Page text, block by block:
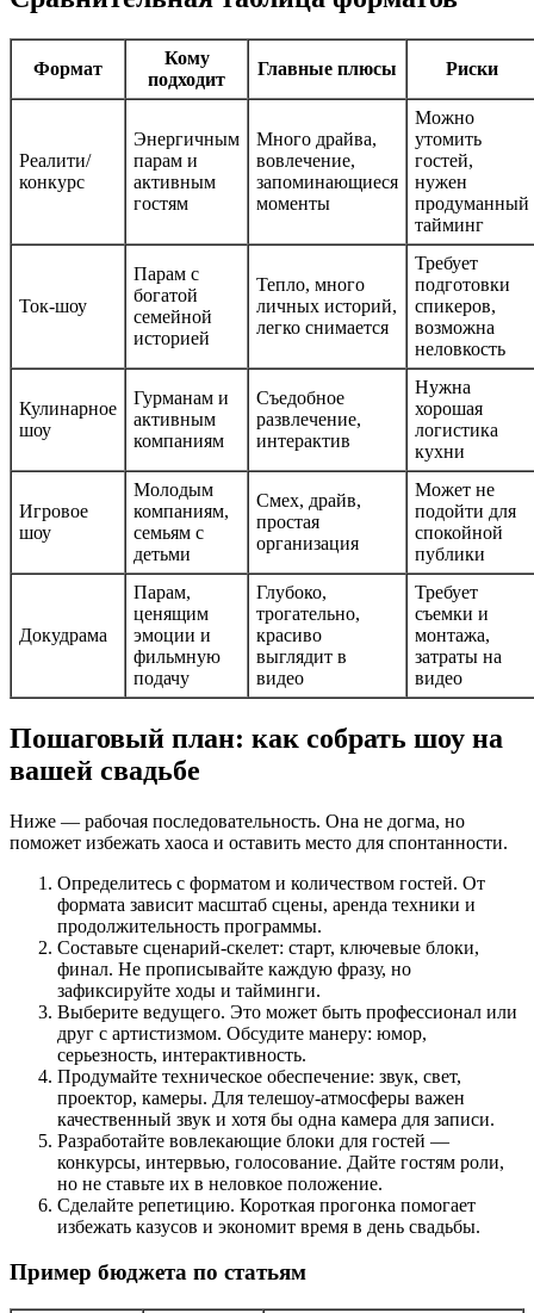
Формат
Кому
подходит
Главные плюсы Риски
Реалити/
конкурс
Энергичным
парам и
активным
гостям
Много драйва,
вовлечение,
запоминающиеся
моменты
Можно
утомить
гостей,
нужен
продуманный
тайминг
Ток-шоу
Парам с
богатой
семейной
историей
Тепло, много
личных историй,
легко снимается
Требует
подготовки
спикеров,
возможна
неловкость
Кулинарное
шоу
Гурманам и
активным
компаниям
Съедобное
развлечение,
интерактив
Нужна
хорошая
логистика
кухни
Игровое
шоу
Молодым
компаниям,
семьям с
детьми
Смех, драйв,
простая
организация
Может не
подойти для
спокойной
публики
Докудрама
Парам,
ценящим
эмоции и
фильмную
подачу
Глубоко,
трогательно,
красиво
выглядит в
видео
Требует
съемки и
монтажа,
затраты на
видео
Пошаговый план: как собрать шоу на
вашей свадьбе
Ниже — рабочая последовательность. Она не догма, но
поможет избежать хаоса и оставить место для спонтанности.
Определитесь с форматом и количеством гостей. От
формата зависит масштаб сцены, аренда техники и
продолжительность программы.
Составьте сценарий-скелет: старт, ключевые блоки,
финал. Не прописывайте каждую фразу, но
зафиксируйте ходы и тайминги.
Выберите ведущего. Это может быть профессионал или
друг с артистизмом. Обсудите манеру: юмор,
серьезность, интерактивность.
Продумайте техническое обеспечение: звук, свет,
проектор, камеры. Для телешоу-атмосферы важен
качественный звук и хотя бы одна камера для записи.
Разработайте вовлекающие блоки для гостей —
конкурсы, интервью, голосование. Дайте гостям роли,
но не ставьте их в неловкое положение.
Сделайте репетицию. Короткая прогонка помогает
избежать казусов и экономит время в день свадьбы.
Пример бюджета по статьям